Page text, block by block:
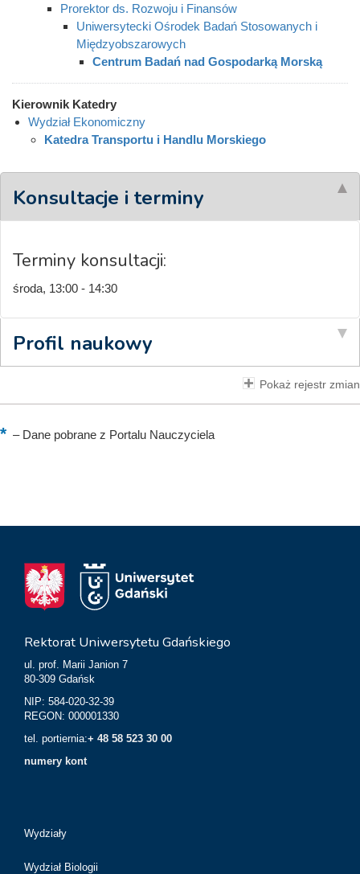
Prorektor ds. Rozwoju i Finansów
Uniwersytecki Ośrodek Badań Stosowanych i
Międzyobszarowych
Centrum Badań nad Gospodarką Morską
Kierownik Katedry
Wydział Ekonomiczny
Katedra Transportu i Handlu Morskiego
Konsultacje i terminy
Terminy konsultacji:
środa, 13:00 - 14:30
Profil naukowy
Pokaż rejestr zmian
–Dane pobrane z Portalu Nauczyciela
Rektorat Uniwersytetu Gdańskiego
ul. prof. Marii Janion 7
80-309 Gdańsk
NIP: 584-020-32-39
REGON: 000001330
tel. portiernia:+ 48 58 523 30 00
numery kont
Wydziały
Wydział Biologii